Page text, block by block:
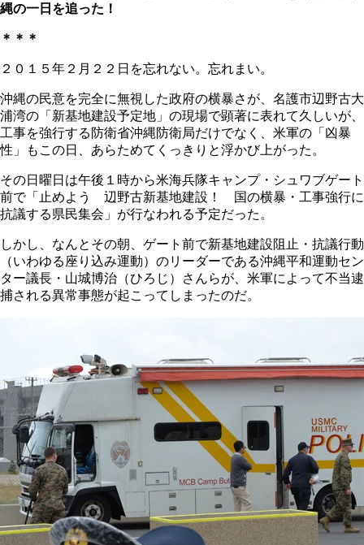
縄の一日を追った！
＊＊＊
２０１５年２月２２日を忘れない。忘れまい。
沖縄の民意を完全に無視した政府の横暴さが、名護市辺野古大
浦湾の「新基地建設予定地」の現場で顕著に表れて久しいが、
工事を強行する防衛省沖縄防衛局だけでなく、米軍の「凶暴
性」もこの日、あらためてくっきりと浮かび上がった。
その日曜日は午後１時から米海兵隊キャンプ・シュワブゲート
前で「止めよう 辺野古新基地建設！ 国の横暴・工事強行に
抗議する県民集会」が行なわれる予定だった。
しかし、なんとその朝、ゲート前で新基地建設阻止・抗議行動
（いわゆる座り込み運動）のリーダーである沖縄平和運動セン
ター議長・山城博治（ひろじ）さんらが、米軍によって不当逮
捕される異常事態が起こってしまったのだ。